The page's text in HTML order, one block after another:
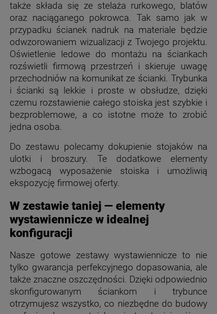
także składa się ze stelaża rurkowego, blatów
oraz naciąganego pokrowca. Tak samo jak w
przypadku ścianek nadruk na materiale będzie
odwzorowaniem wizualizacji z Twojego projektu.
Oświetlenie ledowe do montażu na ściankach
rozświetli firmową przestrzeń i skieruje uwagę
przechodniów na komunikat ze ścianki. Trybunka
i ścianki są lekkie i proste w obsłudze, dzięki
czemu rozstawienie całego stoiska jest szybkie i
bezproblemowe, a co istotne może to zrobić
jedna osoba.
Do zestawu polecamy dokupienie stojaków na
ulotki i broszury. Te dodatkowe elementy
wzbogacą wyposażenie stoiska i umożliwią
ekspozycję firmowej oferty.
W zestawie taniej — elementy
wystawiennicze w idealnej
konfiguracji
Nasze gotowe zestawy wystawiennicze to nie
tylko gwarancja perfekcyjnego dopasowania, ale
także znaczne oszczędności. Dzięki odpowiednio
skonfigurowanym ściankom i trybunce
otrzymujesz wszystko, co niezbędne do budowy